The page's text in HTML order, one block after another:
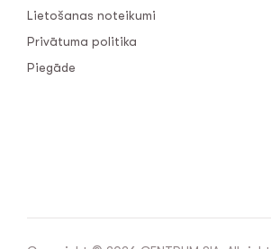
Lietošanas noteikumi
Privātuma politika
Piegāde